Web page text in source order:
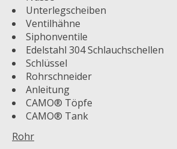
Unterlegscheiben
Ventilhähne
Siphonventile
Edelstahl 304 Schlauchschellen
Schlüssel
Rohrschneider
Anleitung
CAMO® Töpfe
CAMO® Tank
Rohr